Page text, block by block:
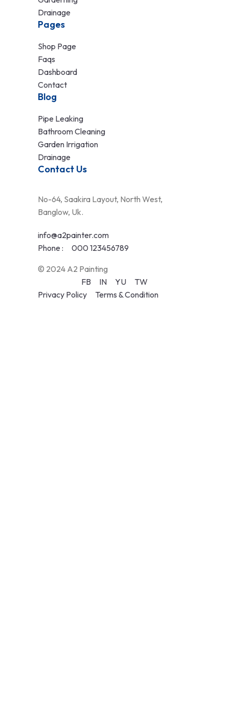
Drainage
Pages
Shop Page
Faqs
Dashboard
Contact
Blog
Pipe Leaking
Bathroom Cleaning
Garden Irrigation
Drainage
Contact Us
No-64, Saakira Layout, North West,
Banglow, Uk.
info@a2painter.com
Phone :
000 123456789
© 2024 A2 Painting
FB
IN YU
TW
Privacy Policy
Terms & Condition